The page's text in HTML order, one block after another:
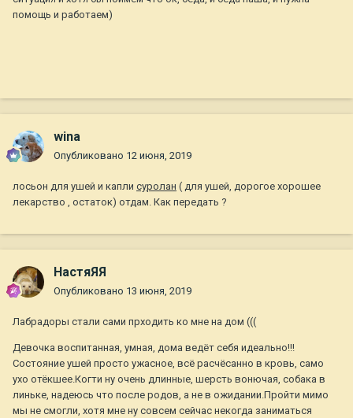
помощь и работаем)
wina
Опубликовано 12 июня, 2019
лосьон для ушей и капли суролан ( для ушей, дорогое хорошее
лекарство , остаток) отдам. Как передать ?
НастяЯЯ
Опубликовано 13 июня, 2019
Лабрадоры стали сами прходить ко мне на дом (((
Девочка воспитанная, умная, дома ведёт себя идеально!!!
Состояние ушей просто ужасное, всё расчёсанно в кровь, само
ухо отёкшее.Когти ну очень длинные, шерсть вонючая, собака в
линьке, надеюсь что после родов, а не в ожидании.Пройти мимо
мы не смогли, хотя мне ну совсем сейчас некогда заниматься